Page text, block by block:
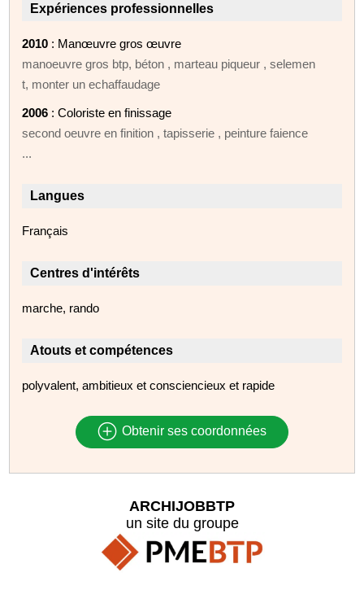
Expériences professionnelles
2010 : Manœuvre gros œuvre
manoeuvre gros btp, béton , marteau piqueur , selemen
t, monter un echaffaudage
2006 : Coloriste en finissage
second oeuvre en finition , tapisserie , peinture faience
...
Langues
Français
Centres d'intérêts
marche, rando
Atouts et compétences
polyvalent, ambitieux et consciencieux et rapide
Obtenir ses coordonnées
ARCHIJOBBTP
un site du groupe